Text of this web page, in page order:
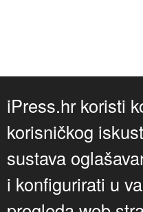
iPress.hr koristi
korisničkog
sustava
i konfigurirati u